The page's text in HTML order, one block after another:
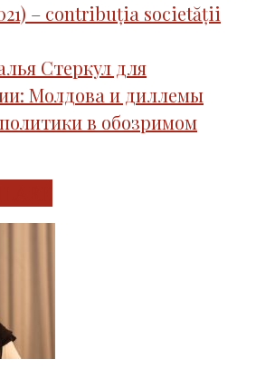
– contribuția societății
Стеркул для
Молдова и диллемы
в обозримом